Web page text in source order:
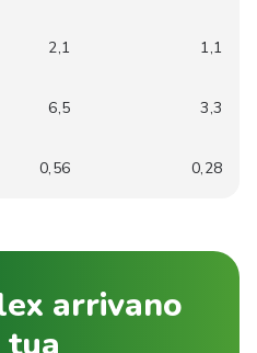
2,1 1,1
6,5 3,3
0,56 0,28
arrivano